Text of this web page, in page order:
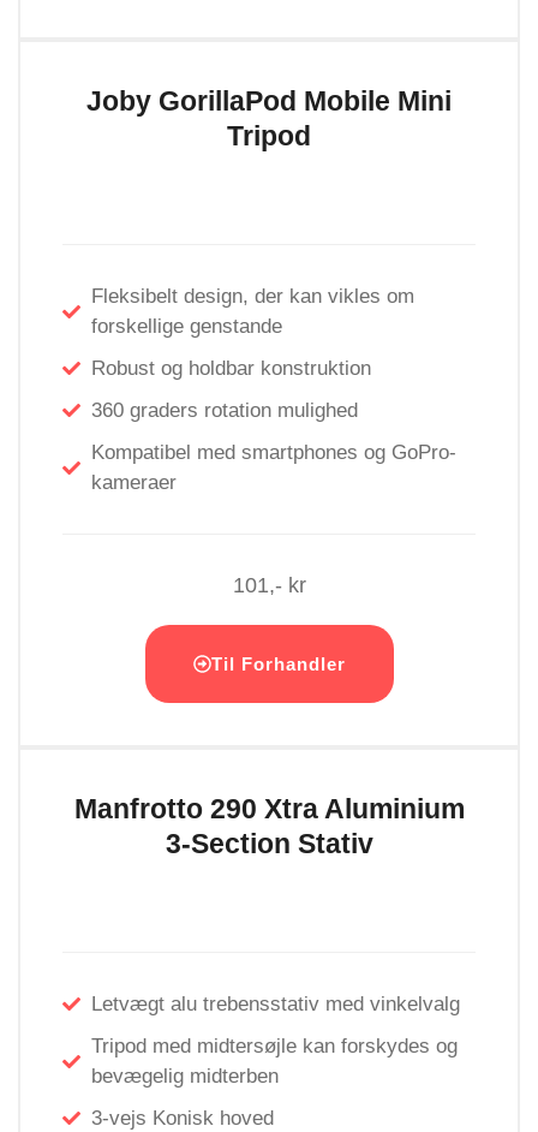
Joby GorillaPod Mobile Mini
Tripod
Fleksibelt design, der kan vikles om
forskellige genstande
Robust og holdbar konstruktion
360 graders rotation mulighed
Kompatibel med smartphones og GoPro-
kameraer
101,- kr
Til Forhandler
Manfrotto 290 Xtra Aluminium
3-Section Stativ
Letvægt alu trebensstativ med vinkelvalg
Tripod med midtersøjle kan forskydes og
bevægelig midterben
3-vejs Konisk hoved